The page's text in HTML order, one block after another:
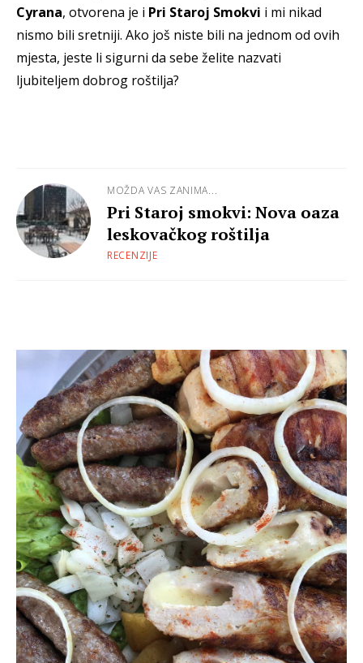
Cyrana, otvorena je i Pri Staroj Smokvi i mi nikad
nismo bili sretniji. Ako još niste bili na jednom od ovih
mjesta, jeste li sigurni da sebe želite nazvati
ljubiteljem dobrog roštilja?
MOŽDA VAS ZANIMA...
Pri Staroj smokvi: Nova oaza
leskovačkog roštilja
RECENZIJE